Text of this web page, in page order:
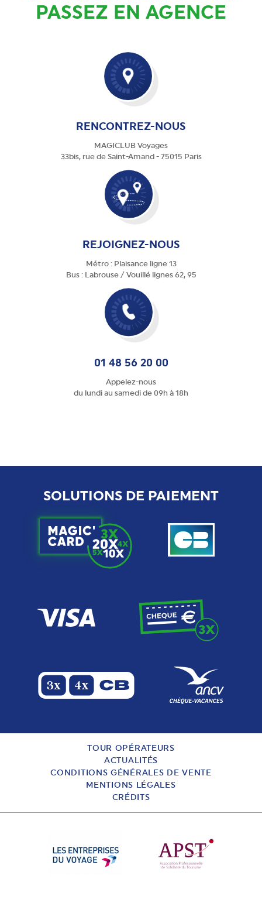
PASSEZ EN AGENCE
RENCONTREZ-NOUS
MAGICLUB Voyages
33bis, rue de Saint-Amand - 75015 Paris
REJOIGNEZ-NOUS
Métro : Plaisance ligne 13
Bus : Labrouse / Vouillé lignes 62, 95
01 48 56 20 00
Appelez-nous
du lundi au samedi de 09h à 18h
SOLUTIONS DE PAIEMENT
TOUR OPÉRATEURS
ACTUALITÉS
CONDITIONS GÉNÉRALES DE VENTE
MENTIONS LÉGALES
CRÉDITS